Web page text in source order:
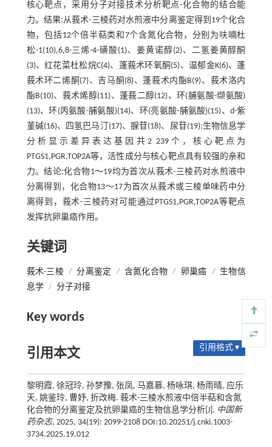
核心靶点，采用分子对接技术分析靶点-化合物的结合能
力。结果:从莪术-三棱药对水煎液中分离鉴定得到19个化合
物，包括12个倍半萜类和7个含氮化合物，分别为呋喃杜
松-1(10),6,8-三烯-4-磺酸(1)、姜黄诺醇(2)、二氢姜黄醇酮
(3)、红花菜杜松烷C(4)、蓬莪术环氧酮(5)、温郁金K(6)、蓬
莪术环二烯酮(7)、吉马酮(8)、蓬莪术内酯B(9)、莪术洛内
酯B(10)、莪术烯醇(11)、蓬莪二醇(12)、环(脯氨酸-缬氨酸)
(13)、环(丙氨酸-脯氨酸)(14)、环(亮氨酸-脯氨酸)(15)、d-紫
堇碱(16)、四氢巴马汀(17)、腺苷(18)、尿苷(19);生物信息学
分析显示差异表达基因共2 239个，核心靶点为
PTGS1,PGR,TOP2A等，活性成分与核心靶点具有较强的亲和
力。结论:化合物1～19均为首次从莪术-三棱药对水煎液中
分离得到，化合物13～17为首次从莪术或三棱单味药中分
离得到，莪术-三棱药对可能通过PTGS1,PGR,TOP2A等靶点
发挥抗卵巢癌作用。
关键词
莪术-三棱 / 分离鉴定 / 含氮化合物 / 卵巢癌 / 生物信
息学 / 分子对接
Key words
引用本文 引用格式 ▾
黎明霞, 徐冠玲, 孙梦豫, 张凤, 马嘉慕, 杨咏琪, 杨雨晴, 应乐
天, 姚鉴玲, 曹妤, 折改梅. 莪术-三棱水煎液中倍半萜和含氮
化合物的分离鉴定及抗卵巢癌的生物信息学分析[J]. 中国新
药杂志, 2025, 34(19): 2099-2108 DOI:10.20251/j.cnki.1003-
3734.2025.19.012